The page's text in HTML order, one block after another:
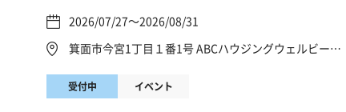
2026/07/27～2026/08/31
箕面市今宮1丁目１番1号 ABCハウジングウェルビーみのお
受付中 イベント